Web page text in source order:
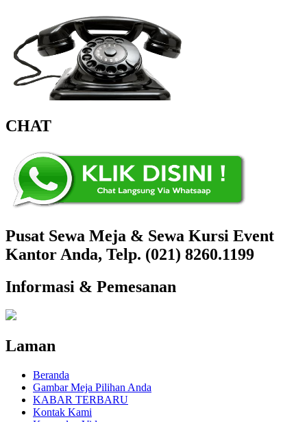
CHAT
Pusat Sewa Meja & Sewa Kursi Event
Kantor Anda, Telp. (021) 8260.1199
Informasi & Pemesanan
Laman
Beranda
Gambar Meja Pilihan Anda
KABAR TERBARU
Kontak Kami